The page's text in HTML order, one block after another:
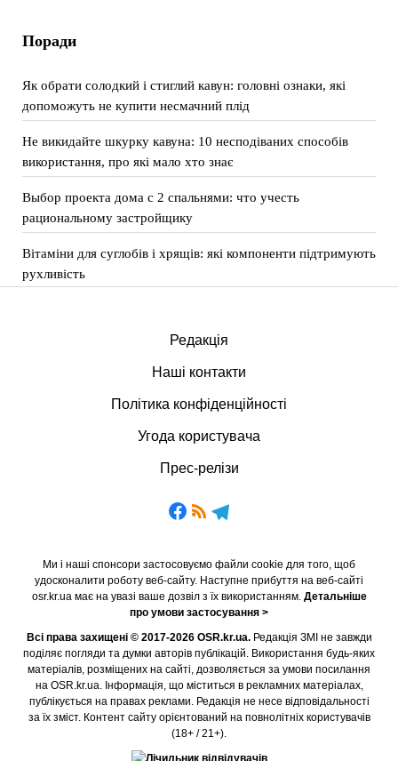
Поради
Як обрати солодкий і стиглий кавун: головні ознаки, які
допоможуть не купити несмачний плід
Не викидайте шкурку кавуна: 10 несподіваних способів
використання, про які мало хто знає
Выбор проекта дома с 2 спальнями: что учесть
рациональному застройщику
Вітаміни для суглобів і хрящів: які компоненти підтримують
рухливість
Редакція
Наші контакти
Політика конфіденційності
Угода користувача
Прес-релізи
Ми і наші спонсори застосовуємо файли cookie для того, щоб
удосконалити роботу веб-сайту. Наступне прибуття на веб-сайті
osr.kr.ua має на увазі ваше дозвіл з їх використанням. Детальніше
про умови застосування >
Всі права захищені © 2017-2026 OSR.kr.ua.Редакція ЗМІ не завжди
поділяє погляди та думки авторів публікацій. Використання будь-яких
матеріалів, розміщених на сайті, дозволяється за умови посилання
на OSR.kr.ua. Інформація, що міститься в рекламних матеріалах,
публікується на правах реклами. Редакція не несе відповідальності
за їх зміст. Контент сайту орієнтований на повнолітніх користувачів
(18+ / 21+).